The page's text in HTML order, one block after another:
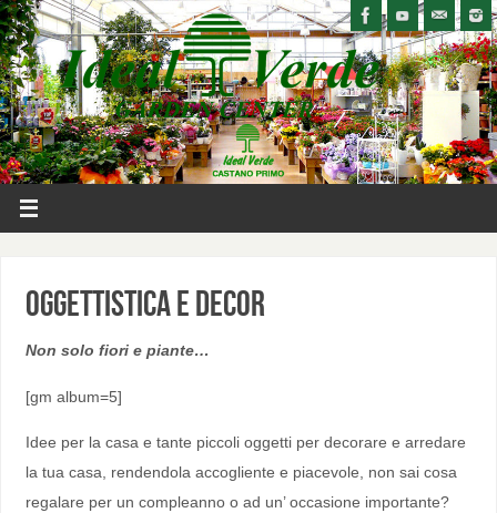
Oggettistica e Decor
Non solo fiori e piante…
[gm album=5]
Idee per la casa e tante piccoli oggetti per decorare e arredare
la tua casa, rendendola accogliente e piacevole, non sai cosa
regalare per un compleanno o ad un’ occasione importante?